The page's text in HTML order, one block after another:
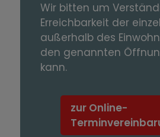
Wir bitten um
Erreichbarkeit der
außerhalb des
den genannten
kann.
zur Online-